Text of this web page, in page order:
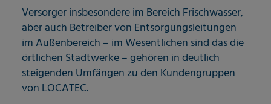
Versorger insbesondere im Bereich Frischwasser,
aber auch Betreiber von Entsorgungsleitungen
im Außenbereich – im Wesentlichen sind das die
örtlichen Stadtwerke – gehören in deutlich
steigenden Umfängen zu den Kundengruppen
von LOCATEC.